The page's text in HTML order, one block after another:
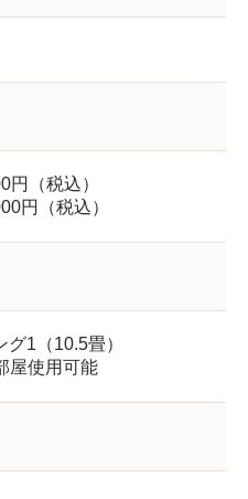
（税込）
（税込）
1（10.5畳）
屋使用可能